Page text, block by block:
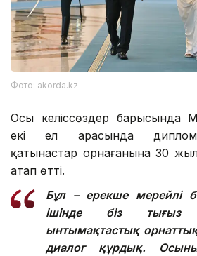
Фото: akorda.kz
Осы келіссөздер барысында
екі ел арасында
қатынастар орнағанына 30
атап өтті.
Бұл – ерекше мерейлі
ішінде біз тығыз
ынтымақтастық
диалог құрдық.